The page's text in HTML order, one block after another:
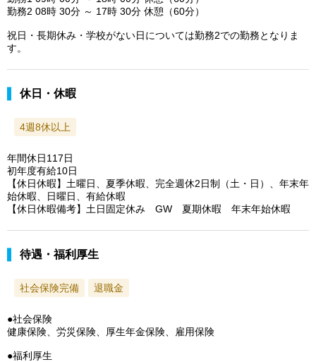
勤務2 08時 30分 ～ 17時 30分 休憩（60分）
祝日・長期休み・学校がない日については勤務2での勤務となりま
す。
休日・休暇
4週8休以上
年間休日117日
初年度有給10日
【休日休暇】土曜日、夏季休暇、完全週休2日制（土・日）、年末年
始休暇、日曜日、有給休暇
【休日休暇備考】土日固定休み GW 夏期休暇 年末年始休暇
待遇・福利厚生
社会保険完備 退職金
●社会保険
健康保険、労災保険、厚生年金保険、雇用保険
●福利厚生